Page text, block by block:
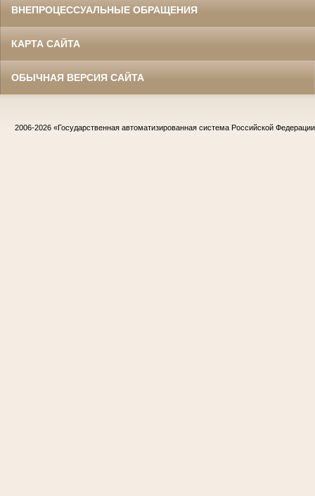
ВНЕПРОЦЕССУАЛЬНЫЕ ОБРАЩЕНИЯ
КАРТА САЙТА
ОБЫЧНАЯ ВЕРСИЯ САЙТА
2006-2026 «Государственная автоматизированная система Российской